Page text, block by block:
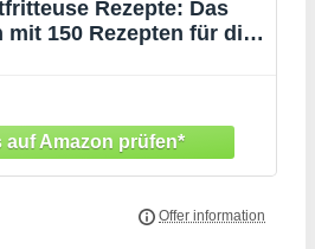
Rezepte: Das
mit 150 Rezepten für die
frittieren ohne Öl (inkl.